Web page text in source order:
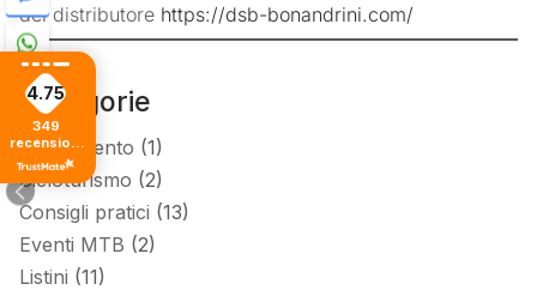
del distributore https://dsb-bonandrini.com/
Categorie
Allenamento (1)
Cicloturismo (2)
Consigli pratici (13)
Eventi MTB (2)
Listini (11)
4.75
349
recensioni
di tutti i